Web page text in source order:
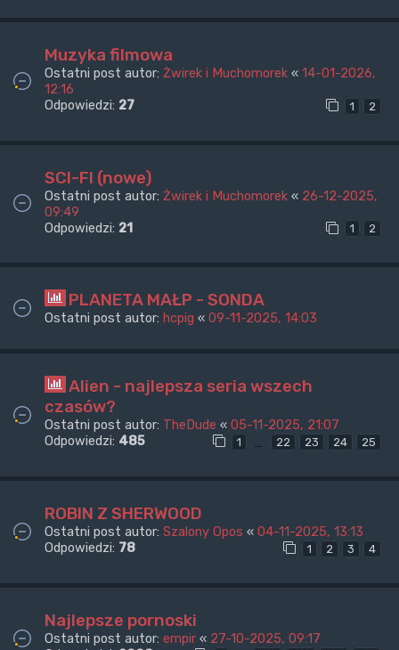
Muzyka filmowa
Ostatni post autor: Żwirek i Muchomorek « 14-01-2026,
12:16
Odpowiedzi: 27 1 2
SCI-FI (nowe)
Ostatni post autor: Żwirek i Muchomorek « 26-12-2025,
09:49
Odpowiedzi: 21 1 2
PLANETA MAŁP - SONDA
Ostatni post autor: hcpig « 09-11-2025, 14:03
Alien - najlepsza seria wszech
czasów?
Ostatni post autor: TheDude « 05-11-2025, 21:07
Odpowiedzi: 485 1 … 22 23 24 25
ROBIN Z SHERWOOD
Ostatni post autor: Szalony Opos « 04-11-2025, 13:13
Odpowiedzi: 78 1 2 3 4
Najlepsze pornoski
Ostatni post autor: empir « 27-10-2025, 09:17